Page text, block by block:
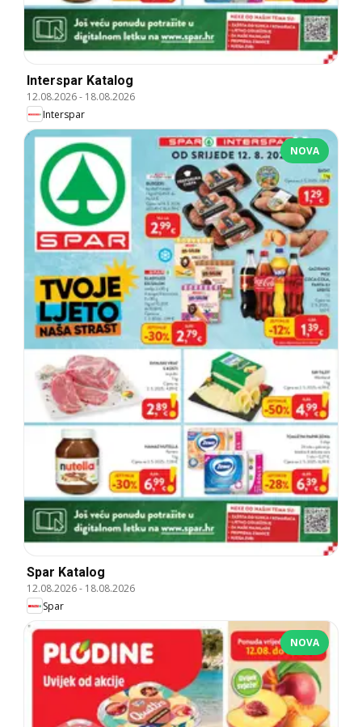
Interspar Katalog
12.08.2026- 18.08.2026
Interspar
NOVA
Spar Katalog
12.08.2026- 18.08.2026
Spar
NOVA